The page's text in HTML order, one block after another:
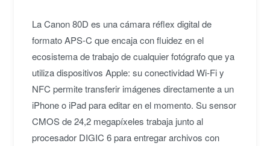
La Canon 80D es una cámara réflex digital de
formato APS-C que encaja con fluidez en el
ecosistema de trabajo de cualquier fotógrafo que ya
utiliza dispositivos Apple: su conectividad Wi-Fi y
NFC permite transferir imágenes directamente a un
iPhone o iPad para editar en el momento. Su sensor
CMOS de 24,2 megapíxeles trabaja junto al
procesador DIGIC 6 para entregar archivos con